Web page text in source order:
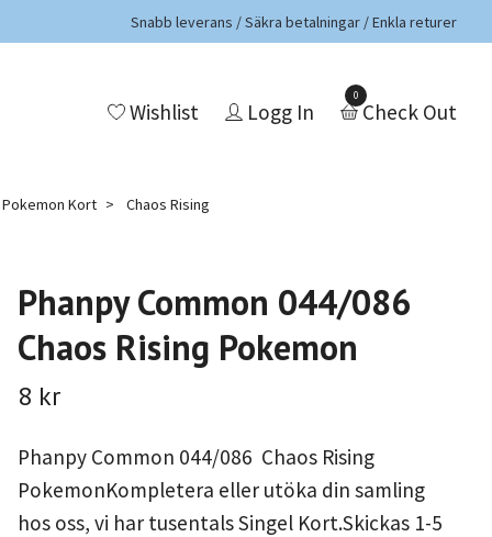
Snabb leverans / Säkra betalningar / Enkla returer
Wishlist Logg In
0
Check Out
Kort
Chaos Rising
Phanpy Common 044/086
Chaos Rising Pokemon
8 kr
Phanpy Common 044/086 Chaos Rising
PokemonKompletera eller utöka din samling
hos oss, vi har tusentals Singel Kort.Skickas 1-5